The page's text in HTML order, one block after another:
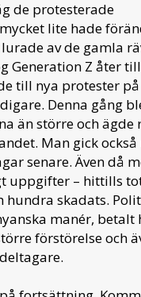
de protesterade
lite hade
av de gamla
Generation Z åter
till nya protester på
Denna gång
än större och ägde
Man gick
senare. Även då
uppgifter – hittills
hundra skadats.
manér, betalt
förstörelse och